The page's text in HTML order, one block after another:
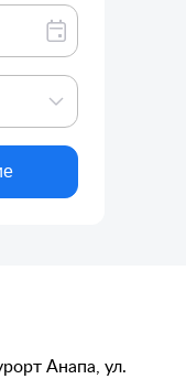
Анапа, ул.